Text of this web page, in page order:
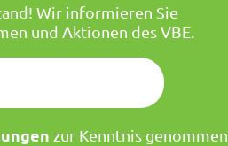
Wir informieren Sie
und Aktionen des VBE.
zur Kenntnis genommen.